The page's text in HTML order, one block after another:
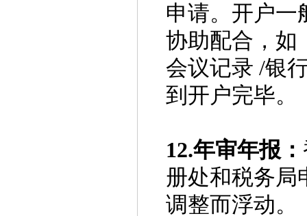
申请。开户一
协助配合，如
会议记录 /银
到开户完毕。
12.年审年报：
册处和税务局
调整而浮动。